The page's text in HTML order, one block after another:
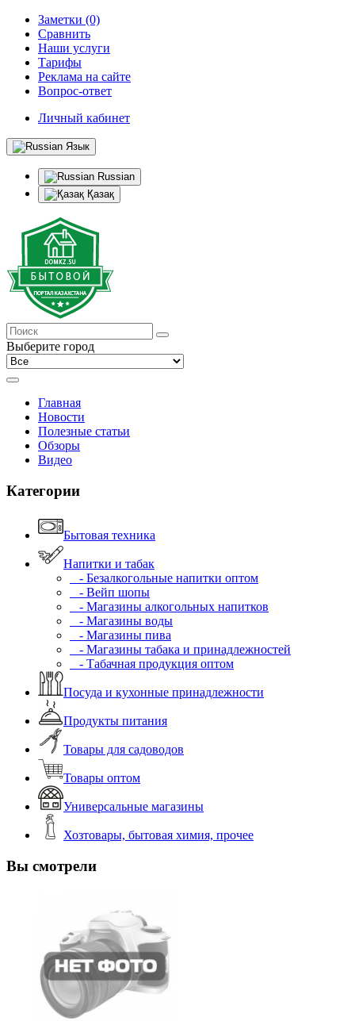
Заметки (0)
Сравнить
Наши услуги
Тарифы
Реклама на сайте
Вопрос-ответ
Личный кабинет
Язык
Russian
Қазақ
Выберите город
Главная
Новости
Полезные статьи
Обзоры
Видео
Категории
Бытовая техника
Напитки и табак
- Безалкогольные напитки оптом
- Вейп шопы
- Магазины алкогольных напитков
- Магазины воды
- Магазины пива
- Магазины табака и принадлежностей
- Табачная продукция оптом
Посуда и кухонные принадлежности
Продукты питания
Товары для садоводов
Товары оптом
Универсальные магазины
Хозтовары, бытовая химия, прочее
Вы смотрели